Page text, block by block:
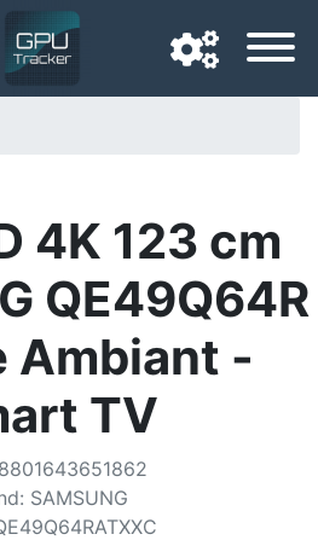
4K 123 cm
QE49Q64R
Ambiant -
TV
8801643651862
: SAMSUNG